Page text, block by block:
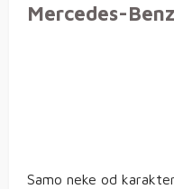
Mercedes-
Samo neke od